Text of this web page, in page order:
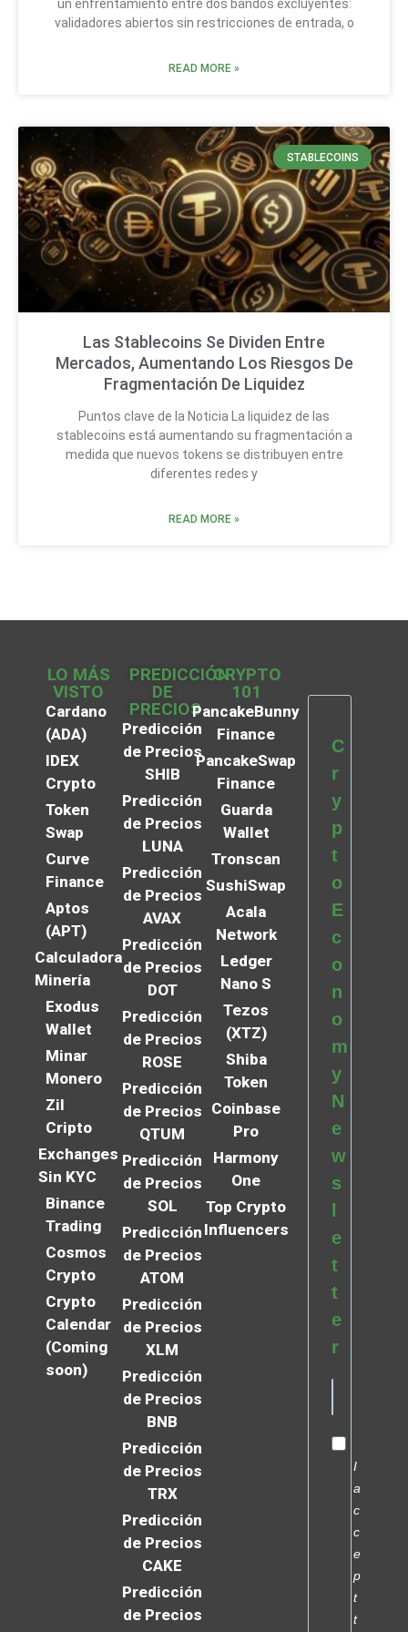
un enfrentamiento entre dos bandos excluyentes:
validadores abiertos sin restricciones de entrada, o
READ MORE »
STABLECOINS
Las Stablecoins Se Dividen Entre
Mercados, Aumentando Los Riesgos De
Fragmentación De Liquidez
Puntos clave de la Noticia La liquidez de las
stablecoins está aumentando su fragmentación a
medida que nuevos tokens se distribuyen entre
diferentes redes y
READ MORE »
LO MÁS
VISTO
Cardano
(ADA)
IDEX
Crypto
Token
Swap
Curve
Finance
Aptos
(APT)
Calculadora
Minería
Exodus
Wallet
Minar
Monero
Zil
Cripto
Exchanges
Sin KYC
Binance
Trading
Cosmos
Crypto
Crypto
Calendar
(Coming
soon)
PREDICCIÓN
DE
PRECIOS
Predicción
de Precios
SHIB
Predicción
de Precios
LUNA
Predicción
de Precios
AVAX
Predicción
de Precios
DOT
Predicción
de Precios
ROSE
Predicción
de Precios
QTUM
Predicción
de Precios
SOL
Predicción
de Precios
ATOM
Predicción
de Precios
XLM
Predicción
de Precios
BNB
Predicción
de Precios
TRX
Predicción
de Precios
CAKE
Predicción
de Precios
CRYPTO
101
PancakeBunny
Finance
PancakeSwap
Finance
Guarda
Wallet
Tronscan
SushiSwap
Acala
Network
Ledger
Nano S
Tezos
(XTZ)
Shiba
Token
Coinbase
Pro
Harmony
One
Top Crypto
Influencers
C
r
y
p
t
o
E
c
o
n
o
m
y
N
e
w
s
e
t
t
e
r
I
a
c
c
e
p
t
t